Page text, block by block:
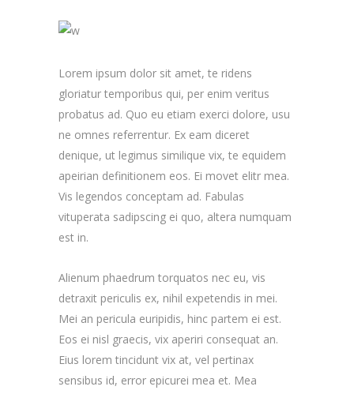
Lorem ipsum dolor sit amet, te ridens
gloriatur temporibus qui, per enim veritus
probatus ad. Quo eu etiam exerci dolore, usu
ne omnes referrentur. Ex eam diceret
denique, ut legimus similique vix, te equidem
apeirian definitionem eos. Ei movet elitr mea.
Vis legendos conceptam ad. Fabulas
vituperata sadipscing ei quo, altera numquam
est in.
Alienum phaedrum torquatos nec eu, vis
detraxit periculis ex, nihil expetendis in mei.
Mei an pericula euripidis, hinc partem ei est.
Eos ei nisl graecis, vix aperiri consequat an.
Eius lorem tincidunt vix at, vel pertinax
sensibus id, error epicurei mea et. Mea